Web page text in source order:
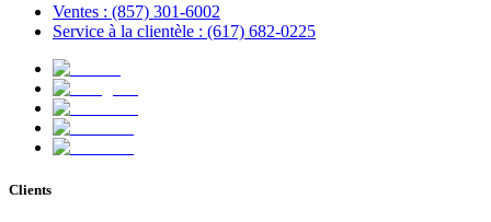
Ventes : (857) 301-6002
Service à la clientèle : (617) 682-0225
Clients